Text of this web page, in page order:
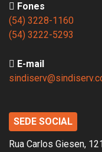
Fones
(54) 3228-1160
(54) 3222-5293
E-mail
SEDE SOCIAL
Rua Carlos Giesen,